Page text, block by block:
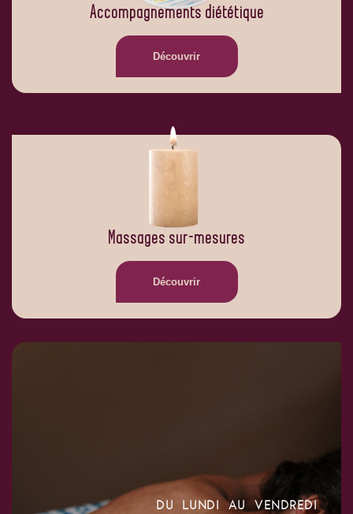
Accompagnements diététique
Découvrir
Massages sur-mesures
Découvrir
DU LUNDI AU VENDREDI